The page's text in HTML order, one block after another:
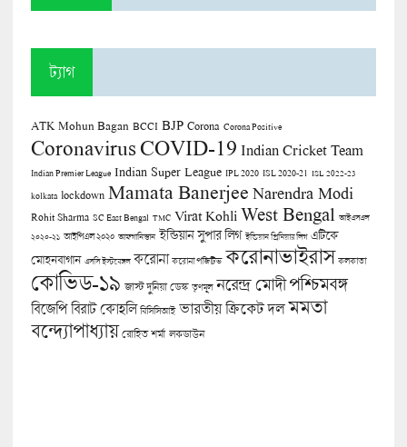
ট্যাগ
ATK Mohun Bagan BCCI BJP Corona Corona Positive
CoronavirusCOVID-19 Indian Cricket Team
Indian Premier League Indian Super League IPL 2020 ISL 2020-21 ISL 2022-23
kolkata lockdown Mamata Banerjee Narendra Modi
Rohit Sharma SC East Bengal TMC Virat Kohli West Bengal আইএসএল
২০২০-২১ আইপিএল ২০২০ আফগানিস্তান ইন্ডিয়ান সুপার লিগ ইন্ডিয়ান প্রিমিয়ার লিগ এটিকে
মোহনবাগান এসসি ইস্টবেঙ্গল করোনা করোনা পজিটিভ করোনাভাইরাস কলকাতা
কোভিড-১৯ জাস্ট দুনিয়া ডেস্ক তৃণমূল নরেন্দ্র মোদী পশ্চিমবঙ্গ
বিজেপি বিরাট কোহলি বিসিসিআই ভারতীয় ক্রিকেট দল মমতা
বন্দ্যোপাধ্যায় রোহিত শর্মা লকডাউন